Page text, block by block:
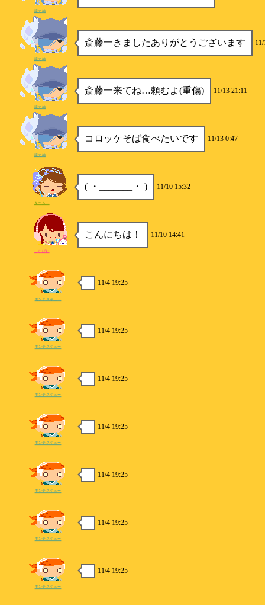
龍の神
斎藤一きましたありがとうございます
龍の神
斎藤一来てね…頼むよ(重傷) 11/13 21:11
龍の神
コロッケそば食べたいです 11/13 0:47
龍の神
( ・_______・ ) 11/10 15:32
タニムー
こんにちは！ 11/10 14:41
しかばね
11/4 19:25
モンテスキュー
11/4 19:25
モンテスキュー
11/4 19:25
モンテスキュー
11/4 19:25
モンテスキュー
11/4 19:25
モンテスキュー
11/4 19:25
モンテスキュー
11/4 19:25
モンテスキュー